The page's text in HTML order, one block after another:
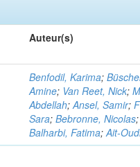
Auteur(s)
Benfodil, Karima;
Amine; Van Reet, Nick;
Abdellah;Ansel, Samir;
Sara;Bebronne, Nicolas;
Balharbi, Fatima;Ait-